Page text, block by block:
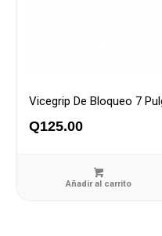
Vicegrip De Bloqueo 7
Q125.00
Añadir al carrito